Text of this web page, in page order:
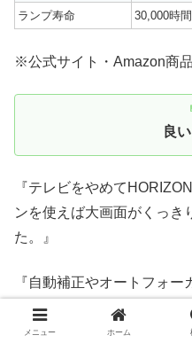
ランプ寿命
30,000時間
※公式サイト・Amazon商
良
『テレビをやめて
ンを使えば大画面がくっき
た。』
『自動補正やオートフォ
間がほとんどありません
メニュー ホーム